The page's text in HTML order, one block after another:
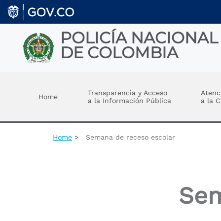
Welcome
All
Accessibility
Skip to main content
POLICÍA NACIONAL
DE COLOMBIA
Home
Transparencia y Acceso
a la Información Pública
a la
Home Semana de receso escolar